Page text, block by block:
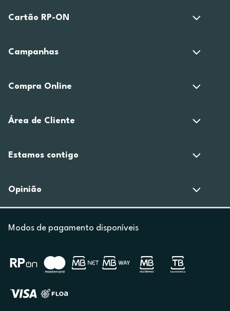
Cartão RP-ON
Campanhas
Compra Online
Área de Cliente
Estamos contigo
Opinião
Modos de pagamento disponíveis